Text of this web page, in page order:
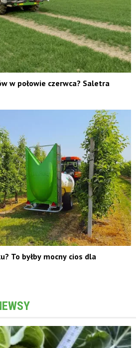
w połowie czerwca? Saletra
To byłby mocny cios dla